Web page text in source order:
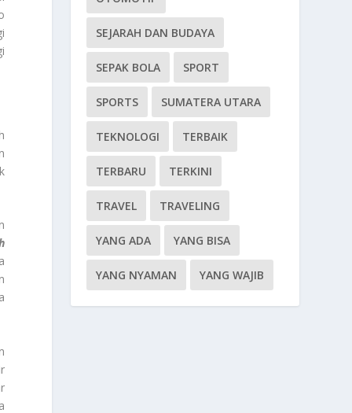
SEJARAH DAN BUDAYA
SEPAK BOLA SPORT
SPORTS SUMATERA UTARA
TEKNOLOGI TERBAIK
TERBARU TERKINI
TRAVEL TRAVELING
YANG ADA YANG BISA
YANG NYAMAN YANG WAJIB